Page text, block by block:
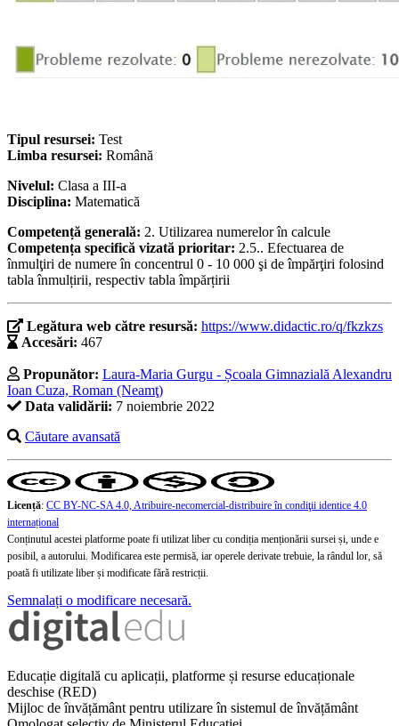
Tipul resursei: Test
Limba resursei: Română
Nivelul: Clasa a III-a
Disciplina: Matematică
Competență generală: 2. Utilizarea numerelor în calcule
Competența specifică vizată prioritar: 2.5.. Efectuarea de
înmulţiri de numere în concentrul 0 - 10 000 şi de împărţiri folosind
tabla înmulțirii, respectiv tabla împărțirii
Legătura web către resursă: https://www.didactic.ro/q/fkzkzs
Accesări: 467
Propunător: Laura-Maria Gurgu - Școala Gimnazială Alexandru
Ioan Cuza, Roman (Neamţ)
Data validării: 7 noiembrie 2022
Căutare avansată
Licență: CC BY-NC-SA 4.0, Atribuire-necomercial-distribuire în condiţii identice 4.0
internațional
Conținutul acestei platforme poate fi utilizat liber cu condiția menționării sursei și, unde e
posibil, a autorului. Modificarea este permisă, iar operele derivate trebuie, la rândul lor, să
poată fi utilizate liber și modificate fără restricții.
Semnalați o modificare necesară.
Educație digitală cu aplicații, platforme și resurse educaționale
deschise (RED)
Mijloc de învățământ pentru utilizare în sistemul de învățământ